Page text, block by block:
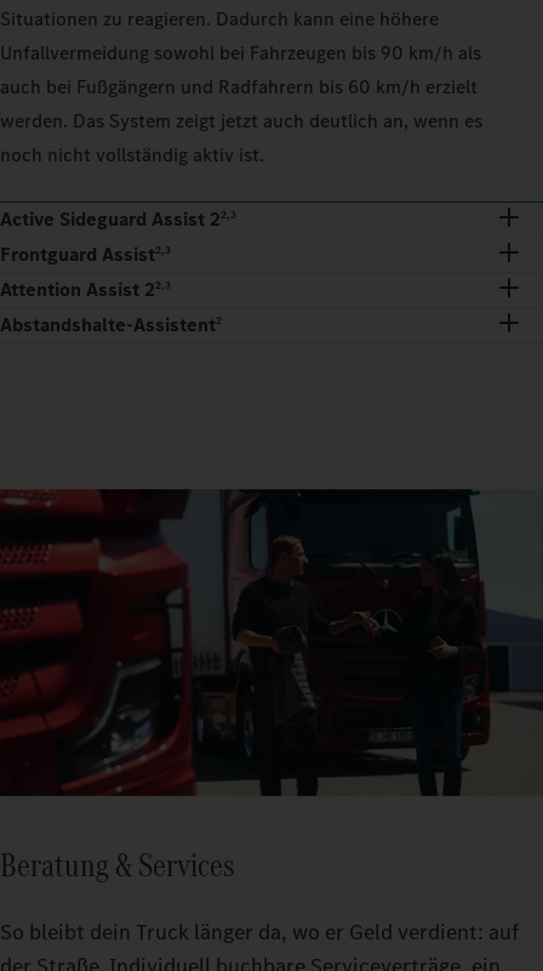
Situationen zu reagieren. Dadurch kann eine höhere
Unfallvermeidung sowohl bei Fahrzeugen bis 90 km/h als
auch bei Fußgängern und Radfahrern bis 60 km/h erzielt
werden. Das System zeigt jetzt auch deutlich an, wenn es
noch nicht vollständig aktiv ist.
Active Sideguard Assist 22,3
Frontguard Assist2,3
Attention Assist 22,3
Abstandshalte-Assistent2
Beratung & Services
So bleibt dein Truck länger da, wo er Geld verdient: auf